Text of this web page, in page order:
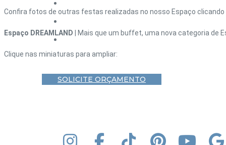
CONTATO
SOLICITE ORÇAMENTO
Confira fotos de outras festas realizadas no nosso Espaço clicando
Espaço DREAMLAND | Mais que um buffet, uma nova categoria de
Clique nas miniaturas para ampliar: